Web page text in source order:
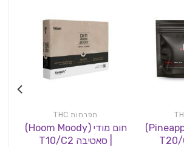
פיינאפל פי (Pineapple P)
תפרחות THC
חום מודי (Hoom Moody)
| סאטיבה T10/C2